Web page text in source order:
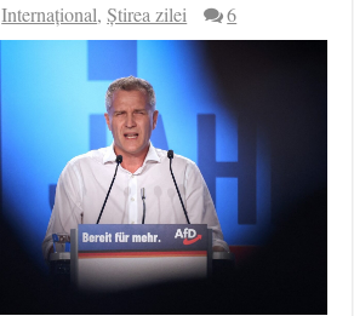
Internațional,Știrea zilei 6